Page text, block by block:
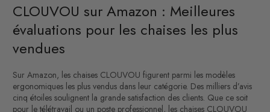
CLOUVOU sur Amazon : Meilleures
évaluations pour les chaises les plus
vendues
Sur Amazon, les chaises CLOUVOU figurent parmi les modèles
ergonomiques les plus vendus dans leur catégorie. Des milliers d’avis
cinq étoiles soulignent la grande satisfaction des clients. Que ce soit
pour le télétravail ou un poste professionnel, les chaises CLOUVOU